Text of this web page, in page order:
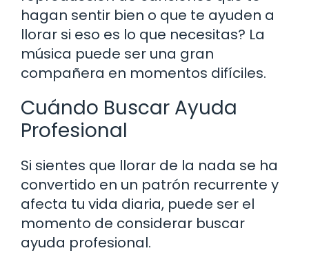
hagan sentir bien o que te ayuden a
llorar si eso es lo que necesitas? La
música puede ser una gran
compañera en momentos difíciles.
Cuándo Buscar Ayuda
Profesional
Si sientes que llorar de la nada se ha
convertido en un patrón recurrente y
afecta tu vida diaria, puede ser el
momento de considerar buscar
ayuda profesional.